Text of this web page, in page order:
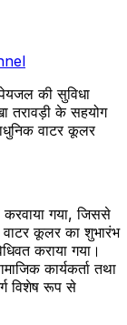
की सुविधा
तरावड़ी के सहयोग
वाटर कूलर
गया, जिससे
कूलर का शुभारंभ
कराया गया।
कार्यकर्ता तथा
विशेष रूप से